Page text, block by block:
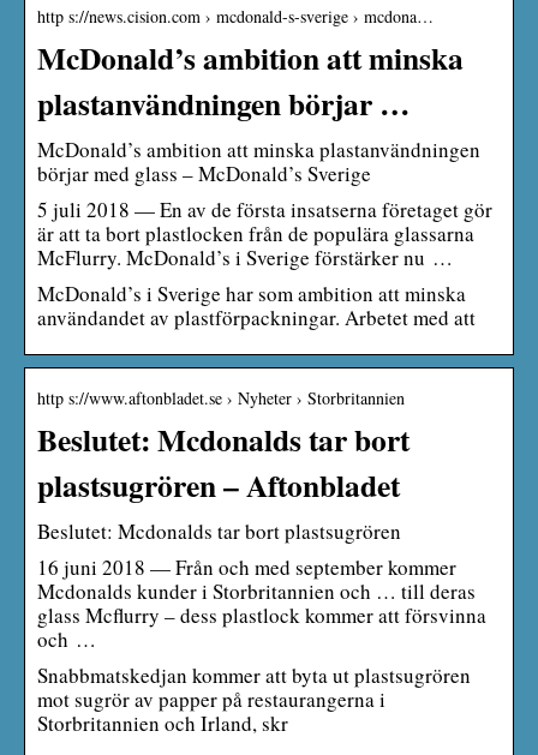
http s://news.cision.com › mcdonald-s-sverige › mcdona…
McDonald’s ambition att minska
plastanvändningen börjar …
McDonald’s ambition att minska plastanvändningen
börjar med glass – McDonald’s Sverige
5 juli 2018 — En av de första insatserna företaget gör
är att ta bort plastlocken från de populära glassarna
McFlurry. McDonald’s i Sverige förstärker nu …
McDonald’s i Sverige har som ambition att minska
användandet av plastförpackningar. Arbetet med att
http s://www.aftonbladet.se › Nyheter › Storbritannien
Beslutet: Mcdonalds tar bort
plastsugrören – Aftonbladet
Beslutet: Mcdonalds tar bort plastsugrören
16 juni 2018 — Från och med september kommer
Mcdonalds kunder i Storbritannien och … till deras
glass Mcflurry – dess plastlock kommer att försvinna
och …
Snabbmatskedjan kommer att byta ut plastsugrören
mot sugrör av papper på restaurangerna i
Storbritannien och Irland, skr